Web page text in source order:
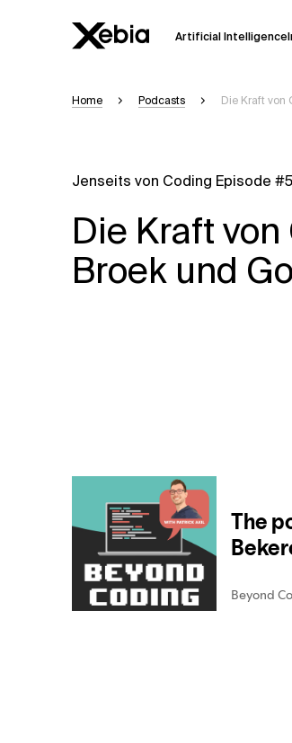
Artificial Intelligence
Ai Übersicht
Sekunden
Bitte überprüfen
kontaktieren Sie
Home Podcasts Die Kraft von
Jenseits von Coding Episode
Die Kraft
Broek und